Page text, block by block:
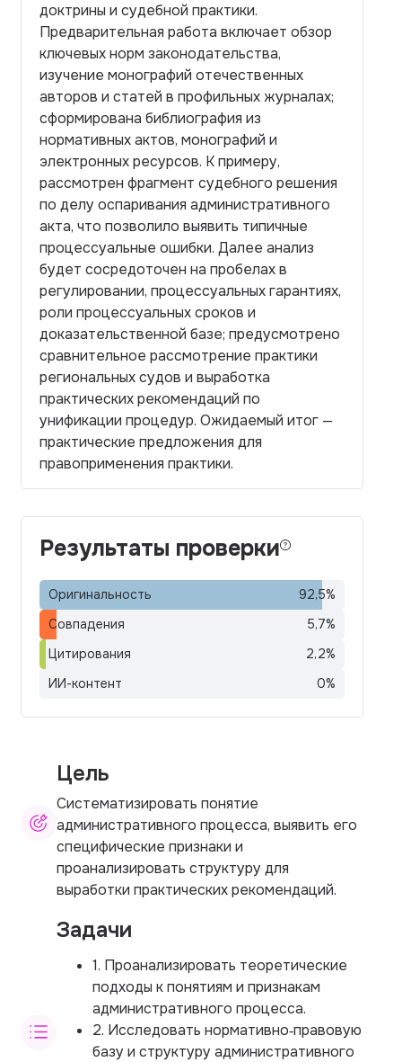
доктрины и судебной практики.
Предварительная работа включает обзор
ключевых норм законодательства,
изучение монографий отечественных
авторов и статей в профильных журналах;
сформирована библиография из
нормативных актов, монографий и
электронных ресурсов. К примеру,
рассмотрен фрагмент судебного решения
по делу оспаривания административного
акта, что позволило выявить типичные
процессуальные ошибки. Далее анализ
будет сосредоточен на пробелах в
регулировании, процессуальных гарантиях,
роли процессуальных сроков и
доказательственной базе; предусмотрено
сравнительное рассмотрение практики
региональных судов и выработка
практических рекомендаций по
унификации процедур. Ожидаемый итог —
практические предложения для
правоприменения практики.
Результаты проверки
Оригинальность 92,5%
Совпадения
5,7%
Цитирования
2,2%
ИИ-контент
0%
Цель
Систематизировать понятие
административного процесса, выявить его
специфические признаки и
проанализировать структуру для
выработки практических рекомендаций.
Задачи
1. Проанализировать теоретические
подходы к понятиям и признакам
административного процесса.
2. Исследовать нормативно‑правовую
базу и структуру административного